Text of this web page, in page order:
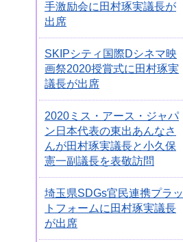
手激励会に田村琢実議長が
出席
SKIPシティ国際Dシネマ映
画祭2020授賞式に田村琢実
議長が出席
2020ミス・アース・ジャパ
ン日本代表の東出あんなさ
んが田村琢実議長と小久保
憲一副議長を表敬訪問
埼玉県SDGs官民連携プラッ
トフォームに田村琢実議長
が出席